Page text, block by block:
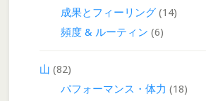
成果とフィーリング(14)
頻度 & ルーティン (6)
山 (82)
パフォーマンス・体力 (18)